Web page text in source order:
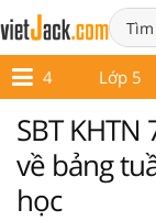
Lớp 4 Lớp 5
SBT
về bảng
học